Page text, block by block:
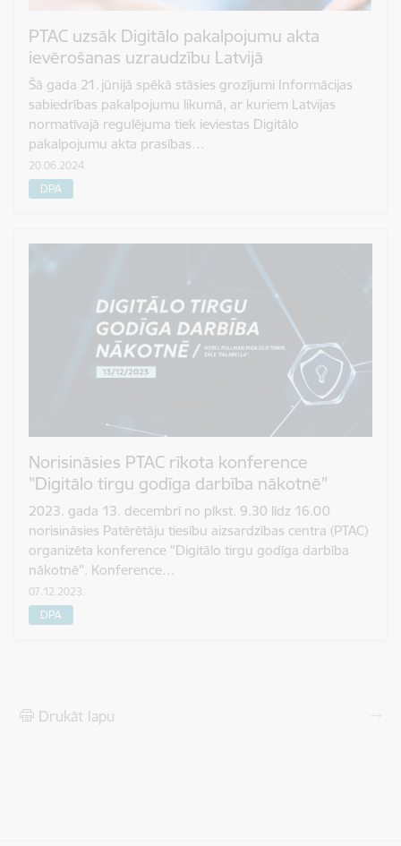
PTAC uzsāk Digitālo pakalpojumu akta
ievērošanas uzraudzību Latvijā
Šā gada 21. jūnijā spēkā stāsies grozījumi Informācijas
sabiedrības pakalpojumu likumā, ar kuriem Latvijas
normatīvajā regulējuma tiek ieviestas Digitālo
pakalpojumu akta prasības…
20.06.2024.
DPA
Norisināsies PTAC rīkota konference
"Digitālo tirgu godīga darbība nākotnē"
2023. gada 13. decembrī no plkst. 9.30 līdz 16.00
norisināsies Patērētāju tiesību aizsardzības centra (PTAC)
organizēta konference "Digitālo tirgu godīga darbība
nākotnē". Konference…
07.12.2023.
DPA
Drukāt lapu